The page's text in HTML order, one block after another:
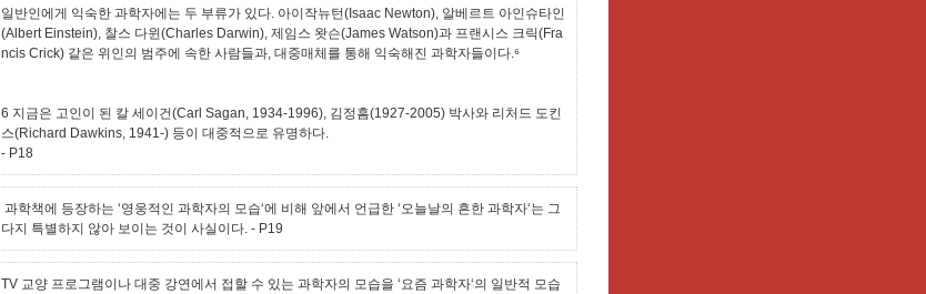
일반인에게 익숙한 과학자에는 두 부류가 있다. 아이작뉴턴(Isaac Newton), 알베르트 아인슈타인
(Albert Einstein), 찰스 다윈(Charles Darwin), 제임스 왓슨(James Watson)과 프랜시스 크릭(Fra
ncis Crick) 같은 위인의 범주에 속한 사람들과, 대중매체를 통해 익숙해진 과학자들이다.⁶
6 지금은 고인이 된 칼 세이건(Carl Sagan, 1934-1996), 김정흠(1927-2005) 박사와 리처드 도킨
스(Richard Dawkins, 1941-) 등이 대중적으로 유명하다.
- P18
과학책에 등장하는 ‘영웅적인 과학자의 모습‘에 비해 앞에서 언급한 ‘오늘날의 흔한 과학자‘는 그
다지 특별하지 않아 보이는 것이 사실이다. - P19
TV 교양 프로그램이나 대중 강연에서 접할 수 있는 과학자의 모습을 ‘요즘 과학자‘의 일반적 모습